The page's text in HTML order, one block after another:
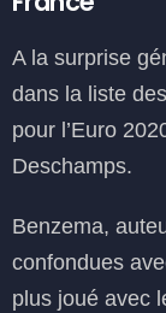
A la surprise
dans la liste
pour l’Euro
Deschamps.
Benzema,
confondues
plus joué avec